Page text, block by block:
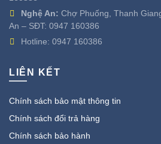
Nghệ An: Chợ Phuống, Thanh
An – SĐT: 0947 160386
Hotline: 0947 160386
LIÊN KẾT
Chính sách bảo mật thông tin
Chính sách đổi trả hàng
Chính sách bảo hành